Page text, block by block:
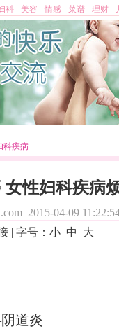
科 - 美容 - 情感 - 菜谱 - 理财 -
科疾病
性妇科疾病
2015-04-09
| 字号： 小 中 大
道炎